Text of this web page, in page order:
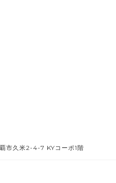
久米2-4-7 KYコーポ1階